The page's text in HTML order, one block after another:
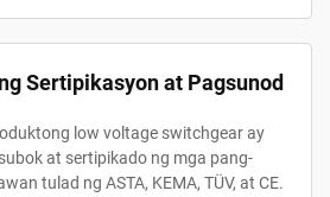
Sertipikasyon at Pagsunod
low voltage switchgear ay
at sertipikado ng mga pang-
tulad ng ASTA, KEMA, TÜV, at CE.